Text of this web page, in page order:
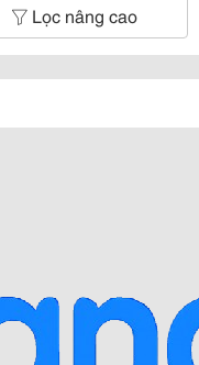
Lọc nâng cao